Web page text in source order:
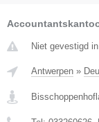
Niet gevestigd
Antwerpen »